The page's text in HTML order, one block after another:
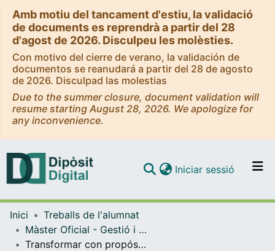
Amb motiu del tancament d'estiu, la validació
de documents es reprendrà a partir del 28
d'agost de 2026. Disculpeu les molèsties.
Con motivo del cierre de verano, la validación de
documentos se reanudará a partir del 28 de agosto
de 2026. Disculpad las molestias
Due to the summer closure, document validation will
resume starting August 28, 2026. We apologize for
any inconvenience.
Navega per tot el DD
Com publicar
Iniciar sessió (current)
Inici
Treballs de l'alumnat
Màster Oficial - Gestió i Desenvolupament de Persones i Equips en les Organitzacions
Transformar con propósito el desarrollo organizacional. Descripción y análisis de una experiencia organizacional